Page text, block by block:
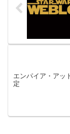
エンパイア・アッ
定